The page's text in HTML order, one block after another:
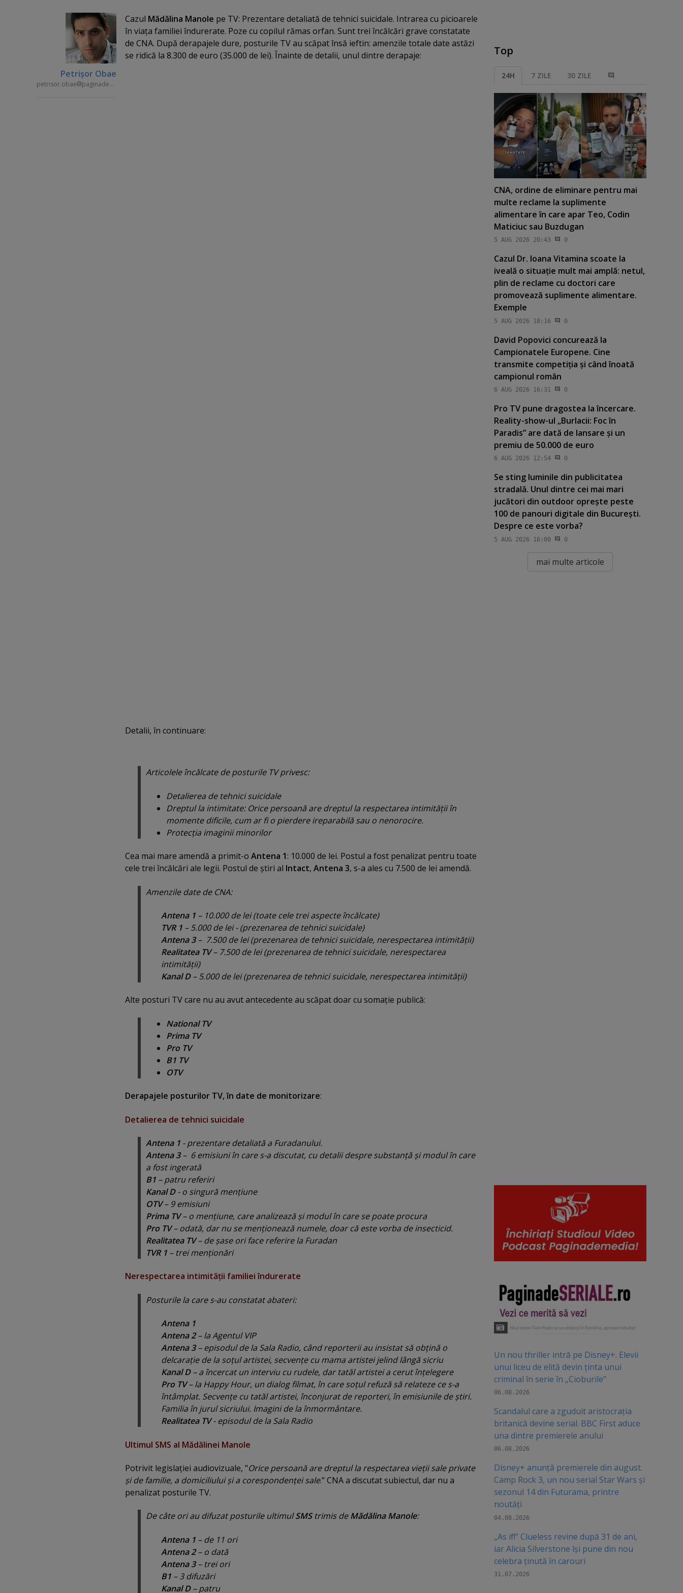
Petrişor Obae
petrisor.obae paginademedia.ro
Cazul Mădălina Manole pe TV: Prezentare detaliată de tehnici suicidale. Intrarea cu picioarele
în viaţa familiei îndurerate. Poze cu copilul rămas orfan. Sunt trei încălcări grave constatate
de CNA. După derapajele dure, posturile TV au scăpat însă ieftin: amenzile totale date astăzi
se ridică la 8.300 de euro (35.000 de lei). Înainte de detalii, unul dintre derapaje:
Detalii, în continuare:
Articolele încălcate de posturile TV privesc:
Detalierea de tehnici suicidale
Dreptul la intimitate: Orice persoană are dreptul la respectarea intimităţii în
momente dificile, cum ar fi o pierdere ireparabilă sau o nenorocire.
Protecţia imaginii minorilor
Cea mai mare amendă a primit-o Antena 1: 10.000 de lei. Postul a fost penalizat pentru toate
cele trei încălcări ale legii. Postul de ştiri al Intact, Antena 3, s-a ales cu 7.500 de lei amendă.
Amenzile date de CNA:
Antena 1 – 10.000 de lei (toate cele trei aspecte încălcate)
TVR 1 – 5.000 de lei - (prezenarea de tehnici suicidale)
Antena 3– 7.500 de lei (prezenarea de tehnici suicidale, nerespectarea intimităţii)
Realitatea TV– 7.500 de lei (prezenarea de tehnici suicidale, nerespectarea
intimităţii)
Kanal D– 5.000 de lei (prezenarea de tehnici suicidale, nerespectarea intimităţii)
Alte posturi TV care nu au avut antecedente au scăpat doar cu somaţie publică:
National TV
Prima TV
Pro TV
B1 TV
OTV
Derapajele posturilor TV, în date de monitorizare:
Detalierea de tehnici suicidale
Antena 1 - prezentare detaliată a Furadanului.
Antena 3– 6 emisiuni în care s-a discutat, cu detalii despre substanţă şi modul în care
a fost ingerată
B1 – patru referiri
Kanal D- o singură menţiune
OTV– 9 emisiuni
Prima TV– o menţiune, care analizează şi modul în care se poate procura
Pro TV– odată, dar nu se menţionează numele, doar că este vorba de insecticid.
Realitatea TV– de şase ori face referire la Furadan
TVR 1 – trei menţionări
Nerespectarea intimităţii familiei îndurerate
Posturile la care s-au constatat abateri:
Antena 1
Antena 2– la Agentul VIP
Antena 3– episodul de la Sala Radio, când reporterii au insistat să obţină o
delcaraţie de la soţul artistei, secvenţe cu mama artistei jelind lângă sicriu
Kanal D– a încercat un interviu cu rudele, dar tatăl artistei a cerut înţelegere
Pro TV– la Happy Hour, un dialog filmat, în care soţul refuză să relateze ce s-a
întâmplat. Secvenţe cu tatăl artistei, înconjurat de reporteri, în emisiunile de ştiri.
Familia în jurul sicriului. Imagini de la înmormântare.
Realitatea TV- episodul de la Sala Radio
Ultimul SMS al Mădălinei Manole
Potrivit legislaţiei audiovizuale, "Orice persoană are dreptul la respectarea vieţii sale private
şi de familie, a domiciliului şi a corespondenţei sale." CNA a discutat subiectul, dar nu a
penalizat posturile TV.
De câte ori au difuzat posturile ultimulSMStrimis deMădălina Manole:
Antena 1 – de 11 ori
Antena 2– o dată
Antena 3– trei ori
B1 – 3 difuzări
Kanal D– patru
Top
24H 7 ZILE 30 ZILE
CNA, ordine de eliminare pentru mai
multe reclame la suplimente
alimentare în care apar Teo, Codin
Maticiuc sau Buzdugan
5 AUG 2026 20:43 0
Cazul Dr. Ioana Vitamina scoate la
iveală o situaţie mult mai amplă: netul,
plin de reclame cu doctori care
promovează suplimente alimentare.
Exemple
5 AUG 2026 18:16 0
David Popovici concurează la
Campionatele Europene. Cine
transmite competiţia şi când înoată
campionul român
6 AUG 2026 16:31 0
Pro TV pune dragostea la încercare.
Reality-show-ul „Burlacii: Foc în
Paradis” are dată de lansare şi un
premiu de 50.000 de euro
6 AUG 2026 12:54 0
Se sting luminile din publicitatea
stradală. Unul dintre cei mai mari
jucători din outdoor opreşte peste
100 de panouri digitale din Bucureşti.
Despre ce este vorba?
5 AUG 2026 16:00 0
mai multe articole
Un nou thriller intră pe Disney+. Elevii
unui liceu de elită devin ținta unui
criminal în serie în „Cioburile”
06.08.2026
Scandalul care a zguduit aristocrația
britanică devine serial. BBC First aduce
una dintre premierele anului
06.08.2026
Disney+ anunță premierele din august.
Camp Rock 3, un nou serial Star Wars și
sezonul 14 din Futurama, printre
noutăți
04.08.2026
„As if!” Clueless revine după 31 de ani,
iar Alicia Silverstone își pune din nou
celebra ținută în carouri
31.07.2026